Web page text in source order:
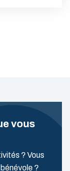
vous
? Vous
?